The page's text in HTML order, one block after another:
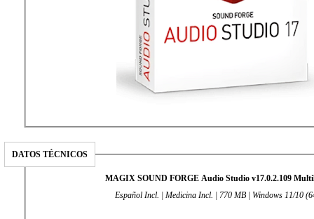
DATOS TÉCNICOS
MAGIX SOUND FORGE Audio Studio v17.0.2.109
Español Incl. | Medicina Incl. | 770 MB | Windows 11/10